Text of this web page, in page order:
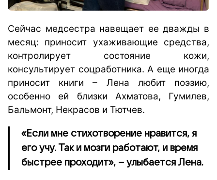
Сейчас медсестра навещает ее дважды в
месяц: приносит ухаживающие средства,
контролирует состояние кожи,
консультирует соцработника. А еще иногда
приносит книги – Лена любит поэзию,
особенно ей близки Ахматова, Гумилев,
Бальмонт, Некрасов и Тютчев.
«Если мне стихотворение нравится, я
его учу. Так и мозги работают, и время
быстрее проходит», – улыбается Лена.